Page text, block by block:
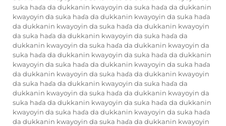
suka haɗa da dukkanin kwayoyin da suka haɗa da dukkanin
kwayoyin da suka haɗa da dukkanin kwayoyin da suka haɗa
da dukkanin kwayoyin da suka haɗa da dukkanin kwayoyin
da suka haɗa da dukkanin kwayoyin da suka haɗa da
dukkanin kwayoyin da suka haɗa da dukkanin kwayoyin da
suka haɗa da dukkanin kwayoyin da suka haɗa da dukkanin
kwayoyin da suka haɗa da dukkanin kwayoyin da suka haɗa
da dukkanin kwayoyin da suka haɗa da dukkanin kwayoyin
da suka haɗa da dukkanin kwayoyin da suka haɗa da
dukkanin kwayoyin da suka haɗa da dukkanin kwayoyin da
suka haɗa da dukkanin kwayoyin da suka haɗa da dukkanin
kwayoyin da suka haɗa da dukkanin kwayoyin da suka haɗa
da dukkanin kwayoyin da suka haɗa da dukkanin kwayoyin